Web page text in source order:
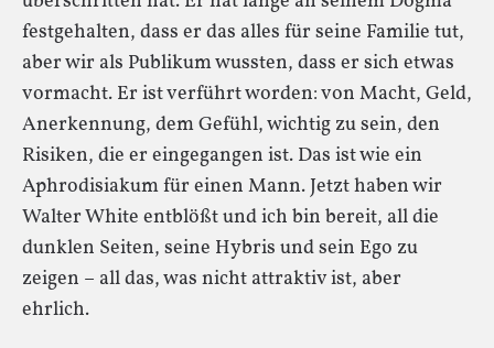
festgehalten, dass er das alles für seine Familie tut,
aber wir als Publikum wussten, dass er sich etwas
vormacht. Er ist verführt worden: von Macht, Geld,
Anerkennung, dem Gefühl, wichtig zu sein, den
Risiken, die er eingegangen ist. Das ist wie ein
Aphrodisiakum für einen Mann. Jetzt haben wir
Walter White entblößt und ich bin bereit, all die
dunklen Seiten, seine Hybris und sein Ego zu
zeigen – all das, was nicht attraktiv ist, aber
ehrlich.